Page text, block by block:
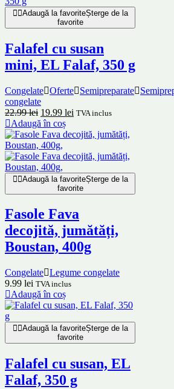
Adaugă la favoriteȘterge de la
favorite
Falafel cu susan
mini, EL Falaf, 350 g
Congelate Oferte Semipreparate
congelate
22.99lei 19.99 lei TVA inclus
Adaugă în coș
Adaugă la favoriteȘterge de la
favorite
Fasole Fava
decojită, jumătăți,
Boustan, 400g
Congelate Legume congelate
9.99 lei TVA inclus
Adaugă în coș
Adaugă la favoriteȘterge de la
favorite
Falafel cu susan, EL
Falaf, 350 g